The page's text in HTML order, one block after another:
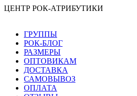
ЦЕНТР РОК-АТРИБУТИКИ
ГРУППЫ
РОК-БЛОГ
РАЗМЕРЫ
ОПТОВИКАМ
ДОСТАВКА
САМОВЫВОЗ
ОПЛАТА